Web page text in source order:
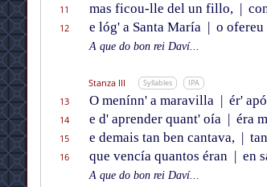
11
mas ficou-lle del un fillo, |
12
e lóg' a Santa María | o ofereu
A que do bon rei Daví...
Stanza III Syllables IPA
13 O menínn' a maravilla | ér'
14
e d' aprender quant' oía | éra
15
e demais tan ben cantava, |
16
que vencía quantos éran | en
A que do bon rei Daví...